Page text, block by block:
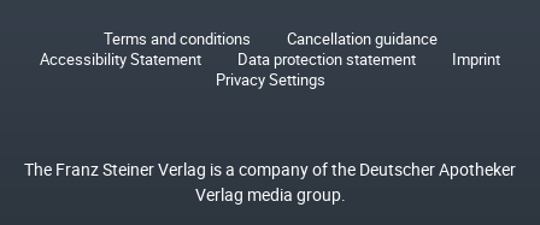
Terms and conditions
Cancellation guidance
Accessibility Statement
Data protection statement
Imprint
Privacy Settings
The Franz Steiner Verlag is a company of the Deutscher Apotheker
Verlag media group.